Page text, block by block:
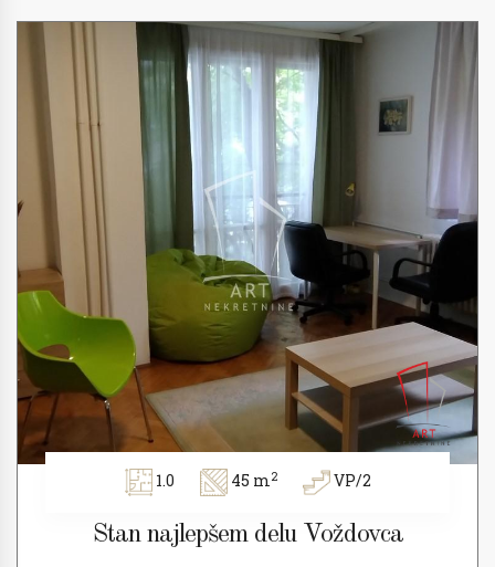
1.0 45 m2 VP/2
Stan najlepšem delu Voždovca